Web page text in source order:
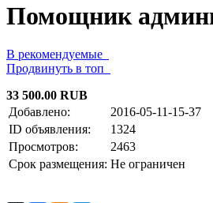
Помощник
В рекомендуемые
Продвинуть в топ
33 500.00 RUB
Добавлено:
2016-05-11-15-37
ID объявления:
1324
Просмотров:
2463
Срок размещения: Не ограничен